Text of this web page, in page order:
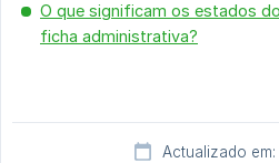
O que significam os estados
ficha administrativa?
Actualizado